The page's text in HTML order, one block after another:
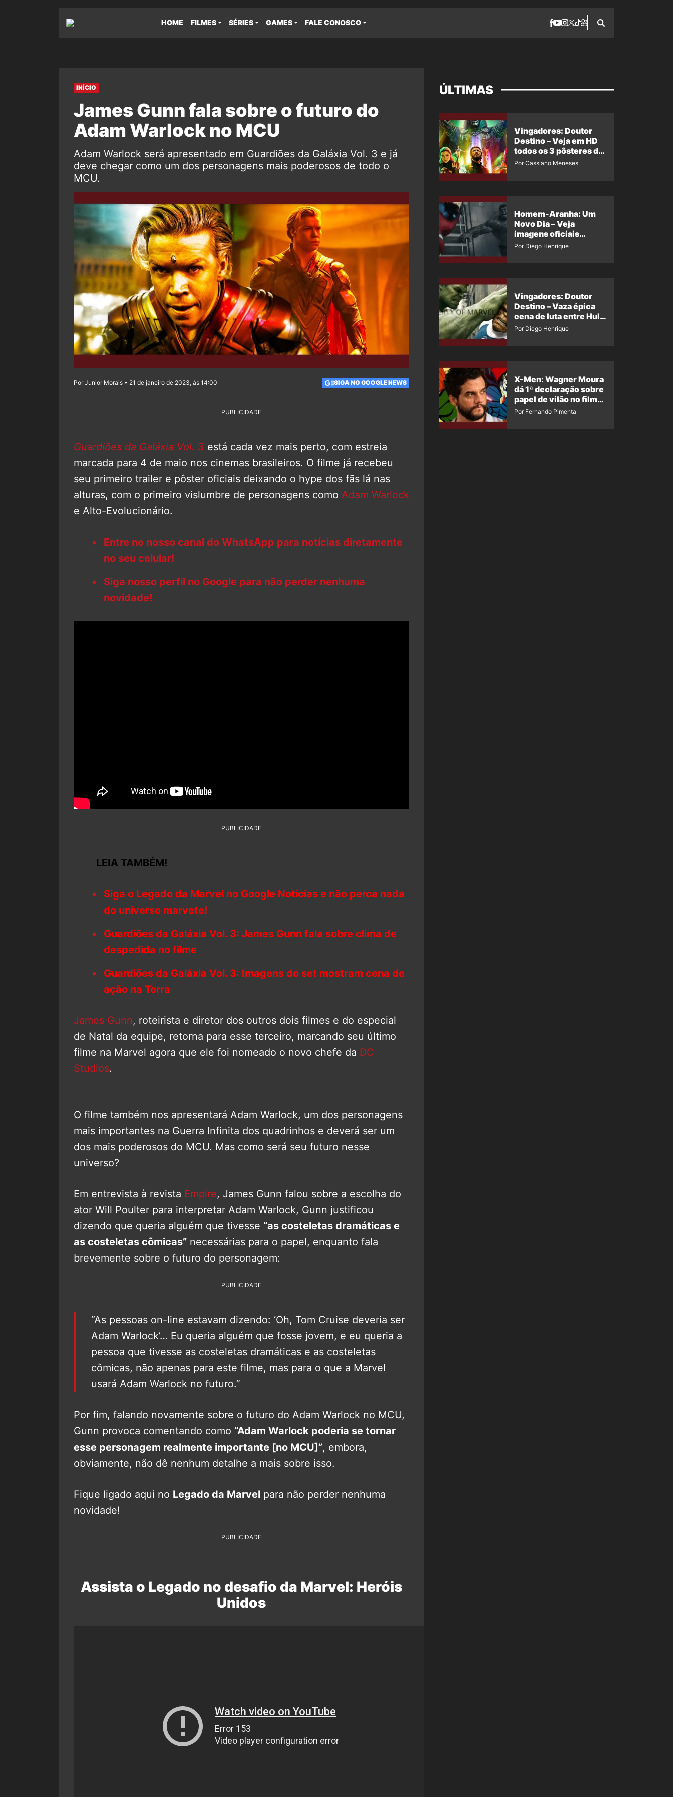
HOME FILMES SÉRIES GAMES FALE CONOSCO
INÍCIO
James Gunn fala sobre o futuro do
Adam Warlock no MCU
Adam Warlock será apresentado em Guardiões da Galáxia Vol. 3 e já
deve chegar como um dos personagens mais poderosos de todo o
MCU.
Por Junior Morais • 21 de janeiro de 2023, às 14:00 SIGA NO GOOGLE NEWS
PUBLICIDADE
Guardiões da Galáxia Vol. 3 está cada vez mais perto, com estreia
marcada para 4 de maio nos cinemas brasileiros. O filme já recebeu
seu primeiro trailer e pôster oficiais deixando o hype dos fãs lá nas
alturas, com o primeiro vislumbre de personagens como Adam Warlock
e Alto-Evolucionário.
Entre no nosso canal do WhatsApp para notícias diretamente
no seu celular!
Siga nosso perfil no Google para não perder nenhuma
novidade!
PUBLICIDADE
LEIA TAMBÉM!
Siga o Legado da Marvel no Google Notícias e não perca nada
do universo marvete!
Guardiões da Galáxia Vol. 3: James Gunn fala sobre clima de
despedida no filme
Guardiões da Galáxia Vol. 3: Imagens do set mostram cena de
ação na Terra
James Gunn, roteirista e diretor dos outros dois filmes e do especial
de Natal da equipe, retorna para esse terceiro, marcando seu último
filme na Marvel agora que ele foi nomeado o novo chefe da DC
Studios.
O filme também nos apresentará Adam Warlock, um dos personagens
mais importantes na Guerra Infinita dos quadrinhos e deverá ser um
dos mais poderosos do MCU. Mas como será seu futuro nesse
universo?
Em entrevista à revista Empire, James Gunn falou sobre a escolha do
ator Will Poulter para interpretar Adam Warlock, Gunn justificou
dizendo que queria alguém que tivesse “as costeletas dramáticas e
as costeletas cômicas” necessárias para o papel, enquanto fala
brevemente sobre o futuro do personagem:
PUBLICIDADE
“As pessoas on-line estavam dizendo: ‘Oh, Tom Cruise deveria ser
Adam Warlock’… Eu queria alguém que fosse jovem, e eu queria a
pessoa que tivesse as costeletas dramáticas e as costeletas
cômicas, não apenas para este filme, mas para o que a Marvel
usará Adam Warlock no futuro.”
Por fim, falando novamente sobre o futuro do Adam Warlock no MCU,
Gunn provoca comentando como “Adam Warlock poderia se tornar
esse personagem realmente importante [no MCU]”, embora,
obviamente, não dê nenhum detalhe a mais sobre isso.
Fique ligado aqui no Legado da Marvel para não perder nenhuma
novidade!
PUBLICIDADE
Assista o Legado no desafio da Marvel: Heróis
Unidos
ÚLTIMAS
Vingadores: Doutor
Destino – Veja em HD
todos os 3 pôsteres de
‘Doomsday’ + 1 imagem
Por Cassiano Meneses
Homem-Aranha: Um
Novo Dia – Veja
imagens oficiais
descartadas do Hulk
Por Diego Henrique
Vingadores: Doutor
Destino – Vaza épica
cena de luta entre Hulk
e o Coisa
Por Diego Henrique
X-Men: Wagner Moura
dá 1ª declaração sobre
papel de vilão no filme
da Marvel
Por Fernando Pimenta